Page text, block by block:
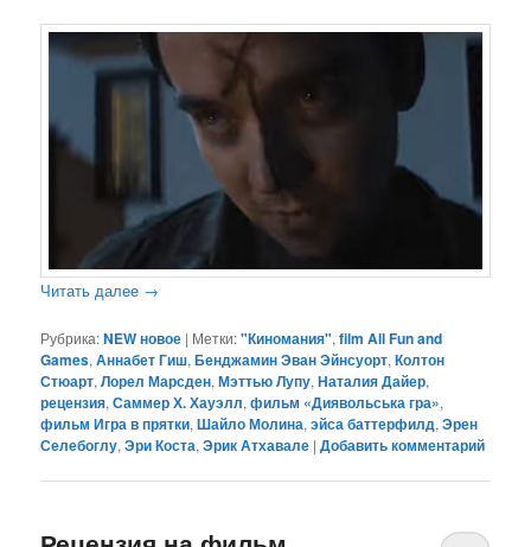
Читать далее →
Рубрика:NEW новое | Метки:"Киномания",film All Fun and
Games,Аннабет Гиш,Бенджамин Эван Эйнсуорт,Колтон
Стюарт,Лорел Марсден,Мэттью Лупу,Наталия Дайер,
рецензия,Саммер Х. Хауэлл,фильм «Диявольська гра»,
фильм Игра в прятки,Шайло Молина,эйса баттерфилд,Эрен
Селебоглу,Эри Коста,Эрик Атхавале |Добавить комментарий